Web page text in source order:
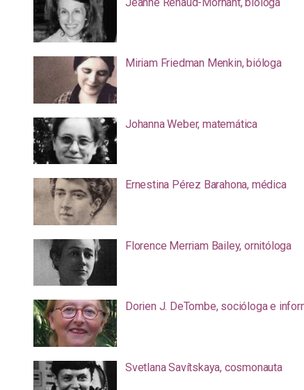
Miriam Friedman Menkin, bióloga
Johanna Weber, matemática
Ernestina Pérez Barahona, médica
Florence Merriam Bailey, ornitóloga
Dorien J. DeTombe, socióloga e
Svetlana Savítskaya, cosmonauta